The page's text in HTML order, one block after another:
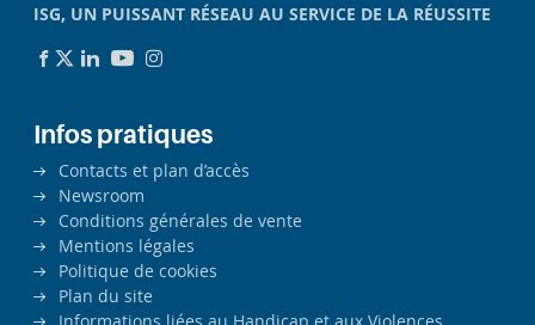
ISG, UN PUISSANT RÉSEAU AU SERVICE DE LA RÉUSSITE
Infos pratiques
Contacts et plan d’accès
Newsroom
Conditions générales de vente
Mentions légales
Politique de cookies
Plan du site